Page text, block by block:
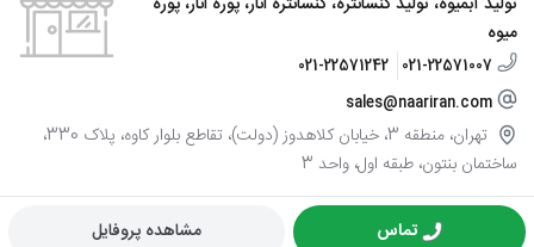
میوه
021-22571007
021-22571242
sales@naariran.com
تهران، منطقه 3، خیابان کلاهدوز (دولت)، تقاطع بلوار کاوه، پلاک 330،
ساختمان بنتون، طبقه اول، واحد 3
تماس مشاهده پروفایل